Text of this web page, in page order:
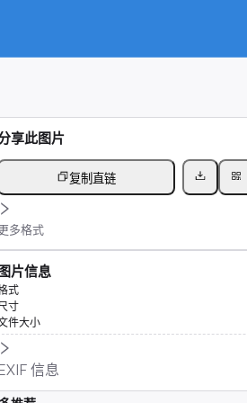
享此图片
复制直链
多格式
片信息
式
寸
件大小
信息